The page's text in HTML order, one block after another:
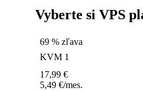
Vyberte si VPS
69 % zľava
KVM 1
17,99 €
5,49 €/mes.